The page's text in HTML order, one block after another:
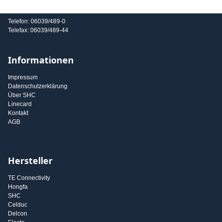
Telefon: 06039/489-0
Telefax: 06039/489-44
Informationen
Impressum
Datenschutzerklärung
Über SHC
Linecard
Kontakt
AGB
Hersteller
TE Connectivity
Hongfa
SHC
Celduc
Delcon